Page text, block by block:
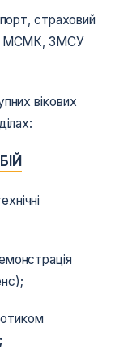
страховий
МСМК, ЗМСУ
вікових
;